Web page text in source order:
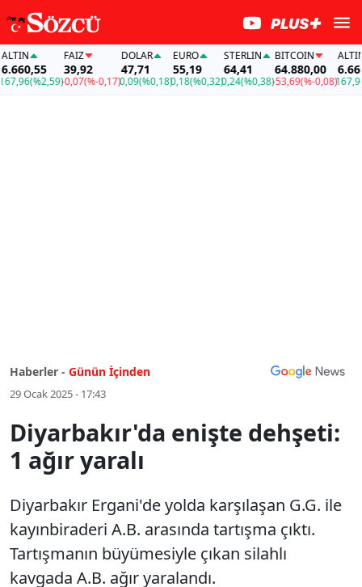
(%2,59)
FAİZ
39,92
-0,07(%-0,17)
DOLAR
47,71
0,09(%0,18)
EURO
55,19
0,18(%0,32)
STERLIN
64,41
0,24(%0,38)
BITCOIN
64.880,00
-53,69(%-0,08)
ALTIN
167,96
Haberler - Günün İçinden
29 Ocak 2025 - 17:43
Diyarbakır'da enişte dehşeti:
1 ağır yaralı
Diyarbakır Ergani'de yolda karşılaşan G.G. ile
kayınbiraderi A.B. arasında tartışma çıktı.
Tartışmanın büyümesiyle çıkan silahlı
kavgada A.B. ağır yaralandı.